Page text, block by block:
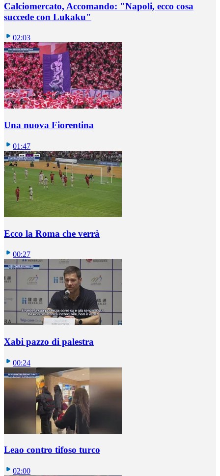
Calciomercato, Accomando: "Napoli, ecco cosa
succede con Lukaku"
02:03
Una nuova Fiorentina
01:47
Ecco la Roma che verrà
00:27
Xabi pazzo di palestra
00:24
Leao contro tifoso turco
02:00